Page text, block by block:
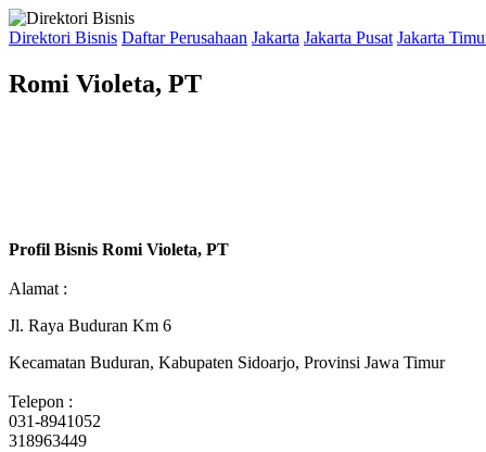
Direktori Bisnis Daftar Perusahaan Jakarta Jakarta Pusat Jakarta
Romi Violeta, PT
Profil Bisnis Romi Violeta, PT
Alamat :
Jl. Raya Buduran Km 6
Kecamatan Buduran, Kabupaten Sidoarjo, Provinsi Jawa Timur
Telepon :
031-8941052
318963449